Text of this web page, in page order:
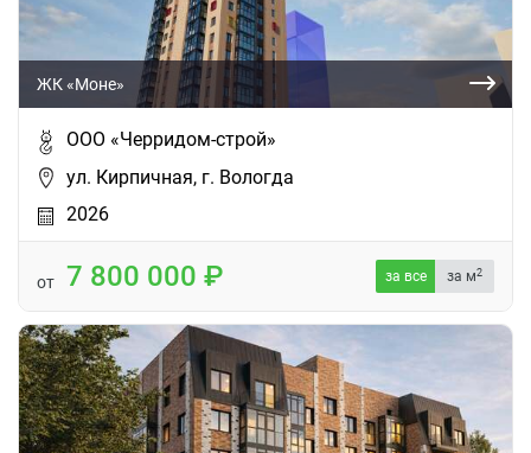
ЖК «Моне»
ООО «Черридом-строй»
ул. Кирпичная, г. Вологда
2026
от 7 800 000 за все за м2